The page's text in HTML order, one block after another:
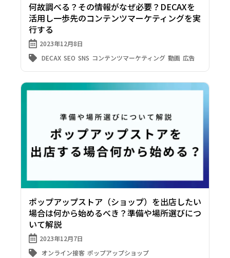
何故調べる？その情報がなぜ必要？DECAXを
活用し一歩先のコンテンツマーケティングを実
行する
2023年12月8日
DECAX SEO SNS コンテンツマーケティング 動画 広告
ポップアップストア（ショップ）を出店したい
場合は何から始めるべき？準備や場所選びにつ
いて解説
2023年12月7日
オンライン接客 ポップアップショップ